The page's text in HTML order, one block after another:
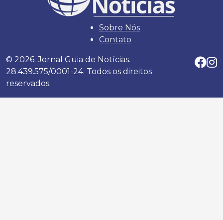
Sobre Nós
Contato
© 2026. Jornal Guia de Notícias.
28.439.575/0001-24. Todos os direitos
reservados.